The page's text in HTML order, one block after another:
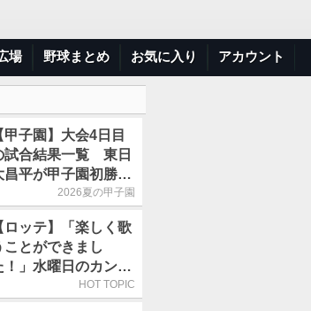
場 野球まとめ お気に入り アカウント
甲子園】大会4日目
試合結果一覧 東日
昌平が甲子園初勝
、青森山田は1点差
2026夏の甲子園
ロッテ】「楽しく歌
ことができまし
！」水曜日のカンパ
ラ、8月8日のオリッ
HOT TOPIC